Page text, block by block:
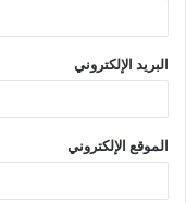
البريد الإلكتروني
الموقع الإلكتروني